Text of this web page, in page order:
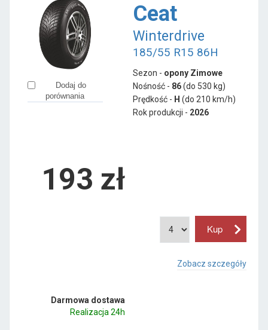
Dodaj do
porównania
Ceat
Winterdrive
185/55 R15 86H
Sezon - opony Zimowe
Nośność - 86(do 530 kg)
Prędkość - H (do 210 km/h)
Rok produkcji - 2026
193 zł
Zobacz szczegóły
Darmowa dostawa
Realizacja 24h